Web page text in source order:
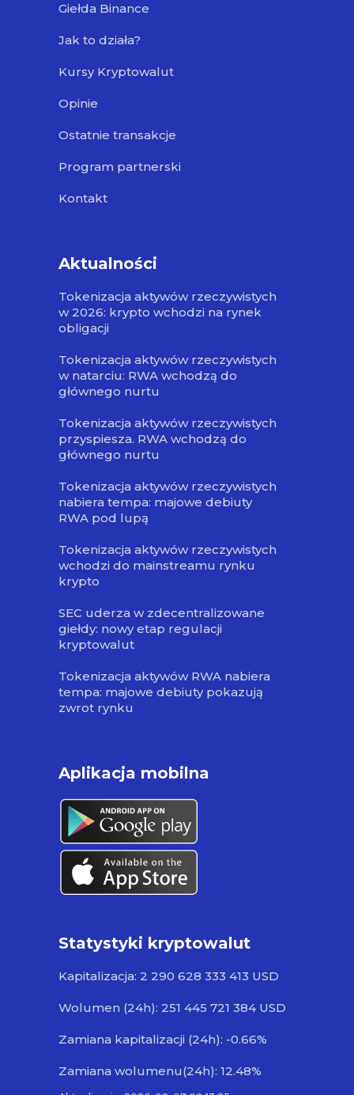
Giełda Binance
Jak to działa?
Kursy Kryptowalut
Opinie
Ostatnie transakcje
Program partnerski
Kontakt
Aktualności
Tokenizacja aktywów rzeczywistych
w 2026: krypto wchodzi na rynek
obligacji
Tokenizacja aktywów rzeczywistych
w natarciu: RWA wchodzą do
głównego nurtu
Tokenizacja aktywów rzeczywistych
przyspiesza. RWA wchodzą do
głównego nurtu
Tokenizacja aktywów rzeczywistych
nabiera tempa: majowe debiuty
RWA pod lupą
Tokenizacja aktywów rzeczywistych
wchodzi do mainstreamu rynku
krypto
SEC uderza w zdecentralizowane
giełdy: nowy etap regulacji
kryptowalut
Tokenizacja aktywów RWA nabiera
tempa: majowe debiuty pokazują
zwrot rynku
Aplikacja mobilna
Statystyki kryptowalut
Kapitalizacja: 2 290 628 333 413 USD
Wolumen (24h): 251 445 721 384 USD
Zamiana kapitalizacji (24h): -0.66%
Zamiana wolumenu(24h): 12.48%